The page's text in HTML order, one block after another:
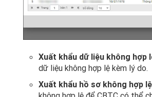
Xuất khẩu dữ liệu không hợp
dữ liệu không hợp lệ kèm lý do.
Xuất khẩu hồ sơ không hợp